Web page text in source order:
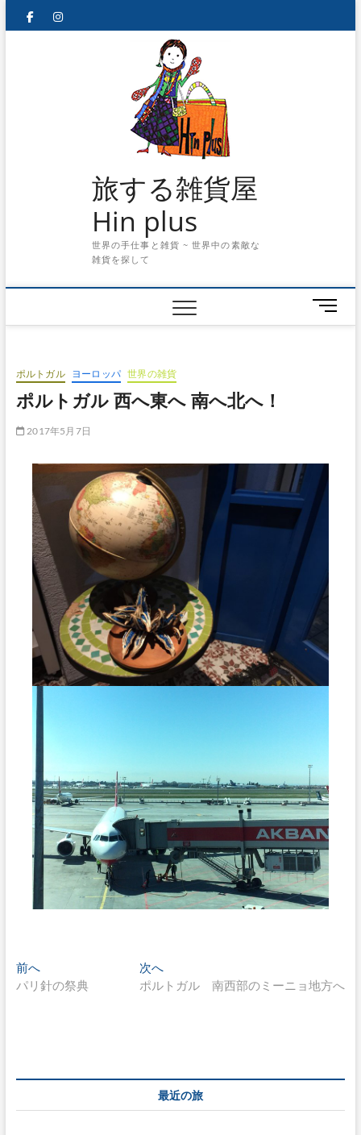
facebookinstagram
旅する雑貨屋
Hin plus
世界の手仕事と雑貨 ~ 世界中の素敵な
雑貨を探して
メ
ニ
ポルトガル ヨーロッパ 世界の雑貨
ポルトガル 西へ東へ 南へ北へ！
2017年5月7日
投
稿
ゲ
前へ過
去
パリ針の祭典
次へ
の
ポルトガル 南西部のミーニョ地方へ
最近の旅